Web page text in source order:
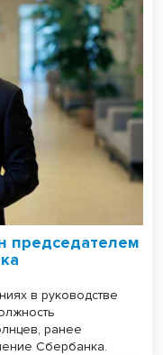
председателем
в руководстве
ранее
Сбербанка.